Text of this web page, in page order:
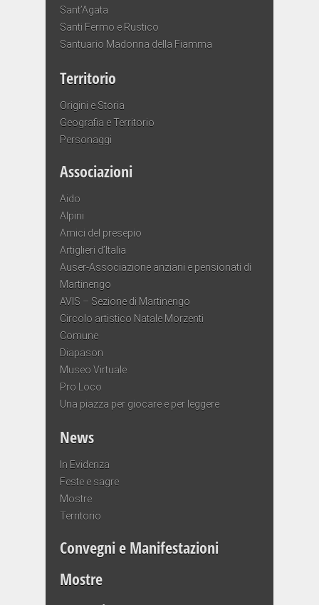
Sant’Agata
Santi Fermo e Rustico
Santuario Madonna della Fiamma
Territorio
Origini e Storia
Geografia e Territorio
Personaggi
Associazioni
Aido
Alpini
Amici del presepio
Artiglieri d’Italia
Auser-Associazione anziani e pensionati di
Martinengo
AVIS – Sezione di Martinengo
Circolo artistico Natale Morzenti
Comune
Diapason
Museo Virtuale
Pro Loco
Una piazza per giocare e per leggere
News
In Evidenza
Feste e sagre
Mostre
Territorio
Convegni e Manifestazioni
Mostre